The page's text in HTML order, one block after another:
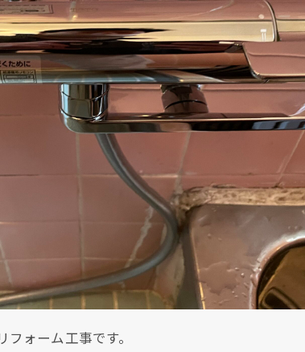
ォーム工事です。